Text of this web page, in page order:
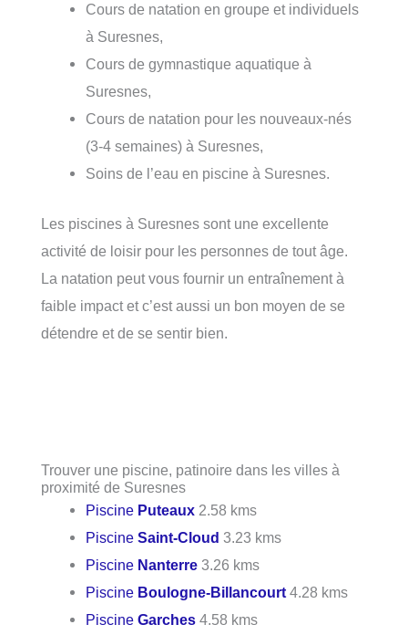
Cours de natation en groupe et individuels
à Suresnes,
Cours de gymnastique aquatique à
Suresnes,
Cours de natation pour les nouveaux-nés
(3-4 semaines) à Suresnes,
Soins de l’eau en piscine à Suresnes.
Les piscines à Suresnes sont une excellente
activité de loisir pour les personnes de tout âge.
La natation peut vous fournir un entraînement à
faible impact et c’est aussi un bon moyen de se
détendre et de se sentir bien.
Trouver une piscine, patinoire dans les villes à
proximité de Suresnes
Piscine Puteaux 2.58 kms
PiscineSaint-Cloud 3.23 kms
Piscine Nanterre 3.26 kms
Piscine Boulogne-Billancourt 4.28 kms
PiscineGarches 4.58 kms